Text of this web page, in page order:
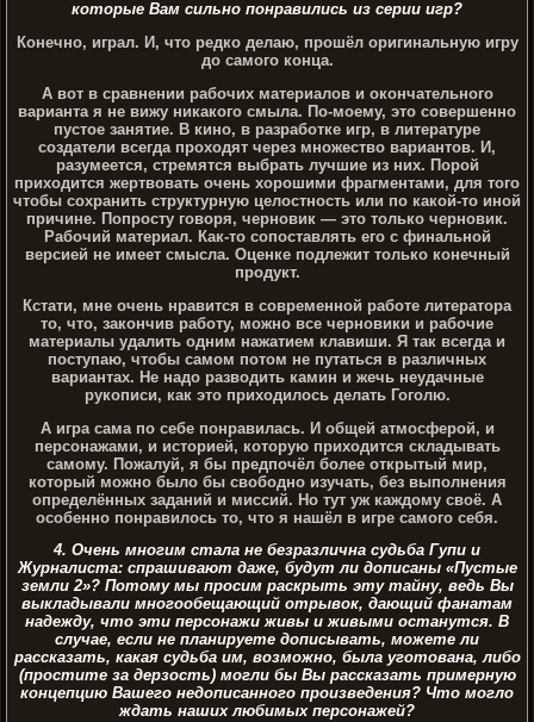
которые Вам сильно понравились из серии игр?
Конечно, играл. И, что редко делаю, прошёл оригинальную игру
до самого конца.
А вот в сравнении рабочих материалов и окончательного
варианта я не вижу никакого смыла. По-моему, это совершенно
пустое занятие. В кино, в разработке игр, в литературе
создатели всегда проходят через множество вариантов. И,
разумеется, стремятся выбрать лучшие из них. Порой
приходится жертвовать очень хорошими фрагментами, для того
чтобы сохранить структурную целостность или по какой-то иной
причине. Попросту говоря, черновик — это только черновик.
Рабочий материал. Как-то сопоставлять его с финальной
версией не имеет смысла. Оценке подлежит только конечный
продукт.
Кстати, мне очень нравится в современной работе литератора
то, что, закончив работу, можно все черновики и рабочие
материалы удалить одним нажатием клавиши. Я так всегда и
поступаю, чтобы самом потом не путаться в различных
вариантах. Не надо разводить камин и жечь неудачные
рукописи, как это приходилось делать Гоголю.
А игра сама по себе понравилась. И общей атмосферой, и
персонажами, и историей, которую приходится складывать
самому. Пожалуй, я бы предпочёл более открытый мир,
который можно было бы свободно изучать, без выполнения
определённых заданий и миссий. Но тут уж каждому своё. А
особенно понравилось то, что я нашёл в игре самого себя.
4. Очень многим стала не безразлична судьба Гупи и
Журналиста: спрашивают даже, будут ли дописаны «Пустые
земли 2»? Потому мы просим раскрыть эту тайну, ведь Вы
выкладывали многообещающий отрывок, дающий фанатам
надежду, что эти персонажи живы и живыми останутся. В
случае, если не планируете дописывать, можете ли
рассказать, какая судьба им, возможно, была уготована, либо
(простите за дерзость) могли бы Вы рассказать примерную
концепцию Вашего недописанного произведения? Что могло
ждать наших любимых персонажей?